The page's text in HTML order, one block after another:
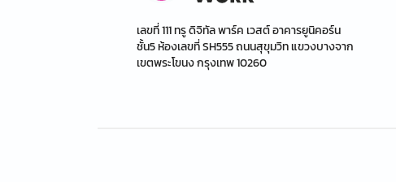
เลขที่ 111 ทรู ดิจิทัล พาร์ค เวสต์ อาคารยูนิคอร์น
ชั้น5 ห้องเลขที่ SH555 ถนนสุขุมวิท แขวงบางจาก
เขตพระโขนง กรุงเทพ 10260